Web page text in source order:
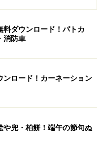
可能です。
のぬりえ素材 ぬり
りえやさん 季節の風物
料ダウンロード！パトカ
消防車
ンロード！カーネーション
や兜・柏餅！端午の節句ぬ